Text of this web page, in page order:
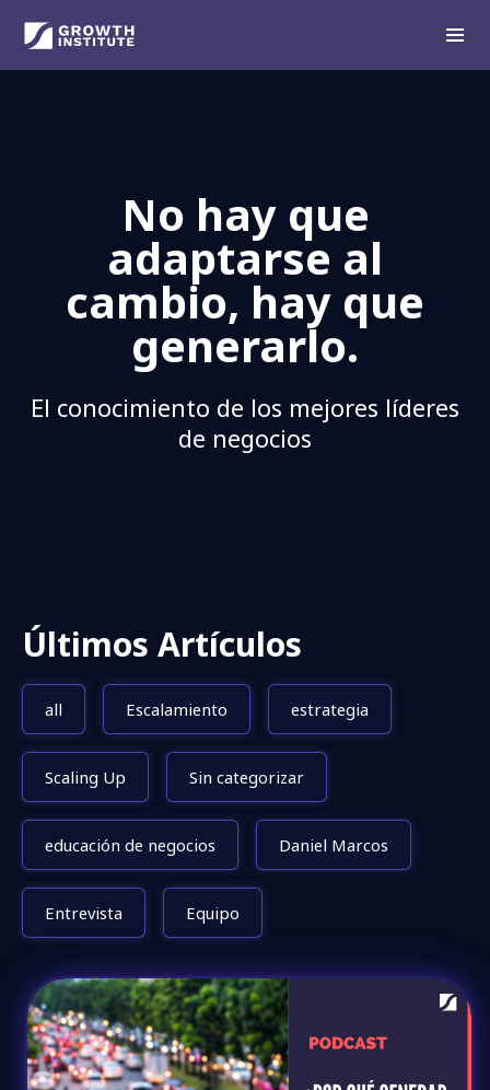
No hay que
adaptarse al
cambio, hay que
generarlo.
El conocimiento de los mejores líderes
de negocios
Últimos Artículos
all Escalamiento estrategia
Scaling Up Sin categorizar
educación de negocios Daniel Marcos
Entrevista Equipo